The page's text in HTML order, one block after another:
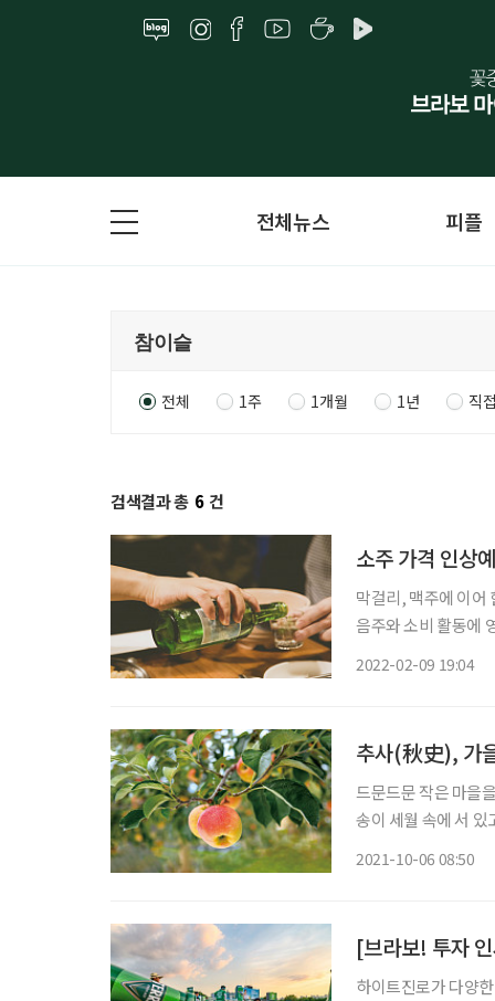
전체뉴스 피플
전체 1주 1개월 1년 직
검색결과 총 6 건
소주 가격 인상
막걸리, 맥주에 이어
음주와 소비 활동에 영향을 끼칠 것으
2022-02-09 19:04
추사(秋史), 가
드문드문 작은 마을
송이 세월 속에 서
2021-10-06 08:50
[브라보! 투자
하이트진로가 다양